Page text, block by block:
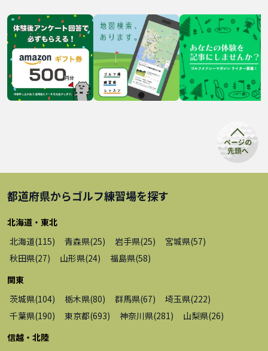
都道府県からゴルフ練習場を探す
北海道・東北
北海道(115) 青森県(25) 岩手県(25) 宮城県(57)
秋田県(27) 山形県(24) 福島県(58)
関東
茨城県(104) 栃木県(80) 群馬県(67) 埼玉県(222)
千葉県(190) 東京都(693) 神奈川県(281) 山梨県(26)
信越・北陸